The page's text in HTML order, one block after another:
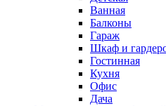
Ванная
Балконы
Гараж
Шкаф и
Гостинная
Кухня
Офис
Дача